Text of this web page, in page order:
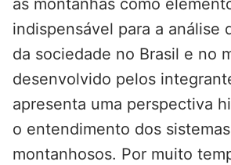
as montanhas como
indispensável para a análise
da sociedade no Brasil e no
desenvolvido pelos
apresenta uma perspectiva
o entendimento dos sistemas
montanhosos. Por muito